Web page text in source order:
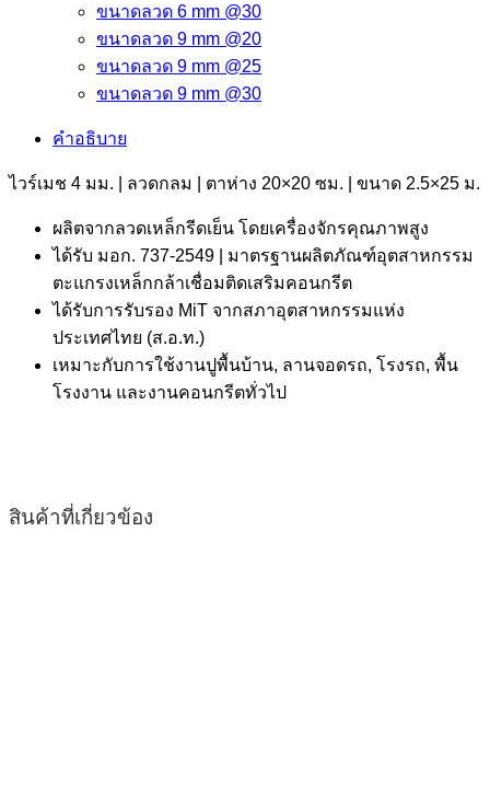
ขนาดลวด 6 mm @30
ขนาดลวด 9 mm @20
ขนาดลวด 9 mm @25
ขนาดลวด 9 mm @30
คำอธิบาย
ไวร์เมช 4 มม. | ลวดกลม | ตาห่าง 20×20 ซม. | ขนาด 2.5×25 ม.
ผลิตจากลวดเหล็กรีดเย็น โดยเครื่องจักรคุณภาพสูง
ได้รับ มอก. 737-2549 | มาตรฐานผลิตภัณฑ์อุตสาหกรรม
ตะแกรงเหล็กกล้าเชื่อมติดเสริมคอนกรีต
ได้รับการรับรอง MiT จากสภาอุตสาหกรรมแห่ง
ประเทศไทย (ส.อ.ท.)
เหมาะกับการใช้งานปูพื้นบ้าน, ลานจอดรถ, โรงรถ, พื้น
โรงงาน และงานคอนกรีตทั่วไป
สินค้าที่เกี่ยวข้อง